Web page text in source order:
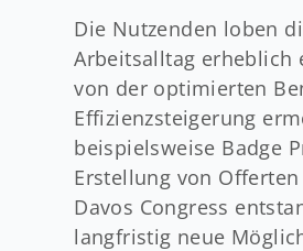
Die Nutzenden loben
Arbeitsalltag erheblich
von der optimierten
Effizienzsteigerung
beispielsweise Badge
Erstellung von
Davos Congress
langfristig neue